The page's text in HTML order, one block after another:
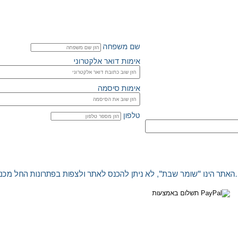
שם משפחה
אימות דואר אלקטרוני
אימות סיסמה
טלפון